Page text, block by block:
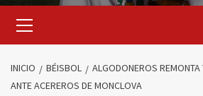
principal
INICIO BÉISBOL
ALGODONEROS REMONTA
ANTE ACEREROS DE MONCLOVA